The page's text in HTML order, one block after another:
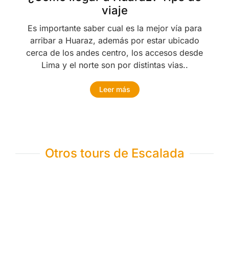
viaje
Es importante saber cual es la mejor vía para
arribar a Huaraz, además por estar ubicado
cerca de los andes centro, los accesos desde
Lima y el norte son por distintas vias..
Leer más
Otros tours de Escalada